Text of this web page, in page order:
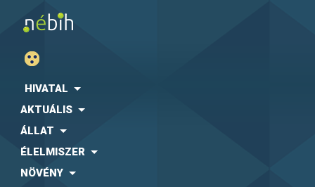
HIVATAL
AKTUÁLIS
ÁLLAT
ÉLELMISZER
NÖVÉNY